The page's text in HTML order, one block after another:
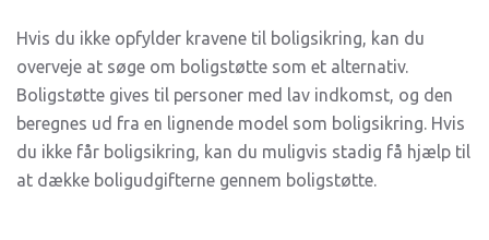
Hvis du ikke opfylder kravene til boligsikring, kan du
overveje at søge om boligstøtte som et alternativ.
Boligstøtte gives til personer med lav indkomst, og den
beregnes ud fra en lignende model som boligsikring. Hvis
du ikke får boligsikring, kan du muligvis stadig få hjælp til
at dække boligudgifterne gennem boligstøtte.